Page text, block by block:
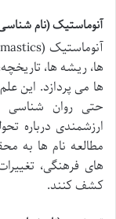
آنوماستیک (نام
ها، ریشه ها،
ها می پردازد. این
حتی روان شناسی
ارزشمندی درباره
مطالعه نام ها به
های فرهنگی،
کشف کنند.